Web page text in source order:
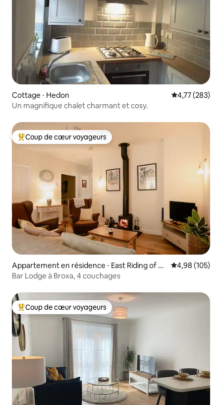
Cottage ⋅ Hedon Évaluation
4,77 (283)
Un magnifique chalet charmant et cosy.
Coups de cœur voyageurs les plus appréciés
Coup de cœur voyageurs
Appartement en résidence ⋅ East Riding of Yo
rkshire
Évaluation
4,98 (105)
Bar Lodge à Broxa, 4 couchages
Coups de cœur voyageurs les plus appréciés
Coup de cœur voyageurs